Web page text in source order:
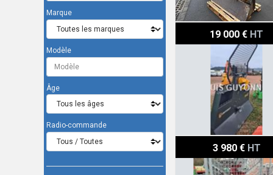
Marque
Modèle
Âge
Radio-commande
19 000 € HT
Uniforest 90 GKX
3 980 € HT
Tajfun EGV65